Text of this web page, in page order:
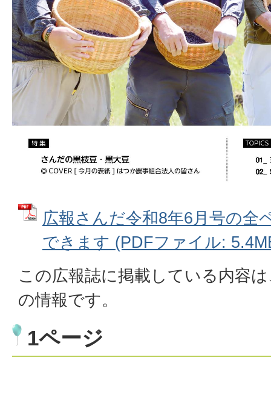
広報さんだ令和8年6月号の全
できます (PDFファイル:
この広報誌に掲載している内容
の情報です。
1ページ